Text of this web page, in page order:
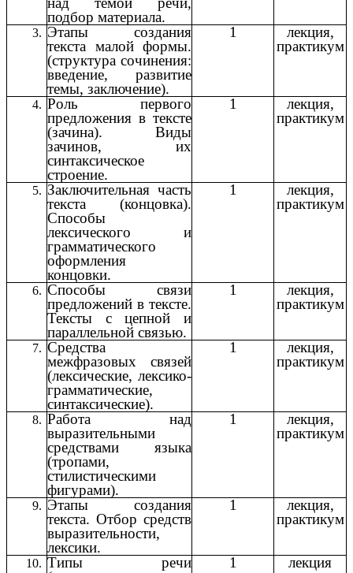
подбор материала.
Этапы создания
текста малой формы.
(структура сочинения:
введение, развитие
темы, заключение).
1
лекция,
практикум
Роль первого
предложения в тексте
(зачина). Виды
зачинов, их
синтаксическое
строение.
1
лекция,
практикум
Заключительная часть
текста (концовка).
Способы
лексического и
грамматического
оформления
концовки.
1
лекция,
практикум
Способы связи
предложений в тексте.
Тексты с цепной и
параллельной связью.
1
лекция,
практикум
Средства
межфразовых связей
(лексические, лексико-
грамматические,
синтаксические).
1
лекция,
практикум
Работа над
выразительными
средствами языка
(тропами,
стилистическими
фигурами).
1
лекция,
практикум
Этапы создания
текста. Отбор средств
выразительности,
лексики.
1
лекция,
практикум
Типы речи
1 лекция